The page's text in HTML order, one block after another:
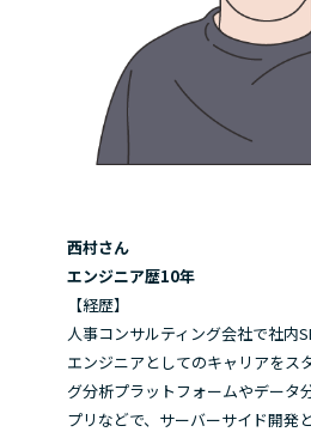
西村さん
エンジニア歴10年
【経歴】
人事コンサルティング会社で社内
エンジニアとしてのキャリアをス
グ分析プラットフォームやデータ
プリなどで、サーバーサイド開発